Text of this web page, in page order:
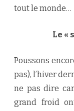
tout le monde…
Le «
Poussons
pas), l’hiver
ne pas dire
grand froid